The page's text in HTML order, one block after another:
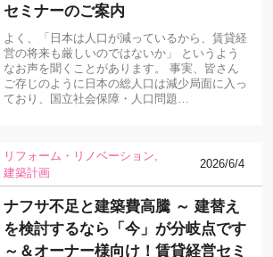
セミナーのご案内
よく、「日本は人口が減っているから、賃貸経
営の将来も厳しいのではないか」 というよう
なお声を聞くことがあります。 事実、皆さん
ご存じのように日本の総人口は減少局面に入っ
ており、国立社会保障・人口問題…
リフォーム・リノベーション
建築計画
2026/6/4
ナフサ不足と建築費高騰 ～ 建替え
を検討するなら「今」が分岐点です
～＆オーナー様向け！賃貸経営セミ